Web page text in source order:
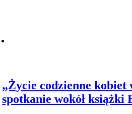
„Życie codzienne kobiet
spotkanie wokół książki